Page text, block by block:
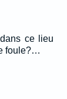
ce lieu
foule?…